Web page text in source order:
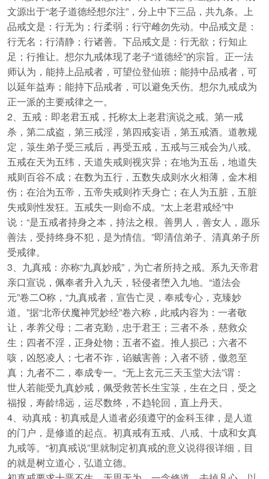
文源出于“老子道德经想尔注”，分上中下三品，共九条。上
品戒文是：行无为；行柔弱；行守雌勿先动。中品戒文是：
行无名；行清静；行诸善。下品戒文是：行无欲；行知止
足；行推让。想尔九戒体现了老子“道德经”的宗旨。正一法
师认为，能持上品戒者，可望位登仙班；能持中品戒者，可
以延年益寿；能持下品戒者，可以避免夭伤。想尔九戒成为
正一派的主要戒律之一。
2、五戒：即老君五戒，托称太上老君演说之戒。第一戒
杀，第二成盗，第三戒淫，第四戒妄语，第五戒酒。道教规
定，箓生弟子受三戒后，再受五戒，五戒与三戒会为八戒。
五戒在天为五纬，天道失戒则视灾异；在地为五岳，地道失
戒则百谷不成；在数为五行，五数失成则水火相薄，金木相
伤；在治为五帝，五帝失戒则祚夭身亡；在人为五脏，五脏
失戒则性发狂。五戒失一则命不成。“太上老君戒经”中
说：“是五戒者持身之本，持法之根。善男人，善女人，愿乐
善法，受持终身不犯，是为情信。”即清信弟子、清真弟子所
受戒律。
3、九真戒：亦称“九真妙戒”，为亡者所持之戒。系九天帝君
亲口宣说，佩奉者升入九天，轻侵者堕入九地。“道法会
元”卷二O称，“九真戒者，宣告亡灵，奉戒专心，克臻妙
道。”据“北帝伏魔神咒妙经”卷六称，此戒内容为：一者敬
让，孝养父母；二者克勤，忠于君王；三者不杀，慈救众
生；四者不淫，正身处物；五者不盗。推人损己；六者不
咳，凶怒凌人；七者不诈，谄贼害善；入者不骄，傲忽至
真；九者不二，奉成专一。“无上玄元三天玉堂大法”谓：
世人若能受九真妙戒，佩受救苦长生宝箓，生在之日，受之
福报，寿龄绵远，运尽数终，不趋轮回，直上丹天。
4、动真戒：初真戒是人道者必须遵守的金科玉律，是人道
的门户，是修道的起点。初真戒有五戒、八戒、十成和女真
九戒等。“初真戒说”里就制定初真戒的意义说得很详细，目
的就是树立道心，弘道立德。